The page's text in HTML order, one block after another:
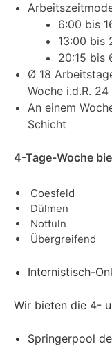
6:00 bis
13:00 bis
20:15 bis
Ø 18
Woche i.d.R.
An einem
Schicht
4-Tage-Woche
Coesfeld
Dülmen
Nottuln
Übergreifend
Internistisch-
Wir bieten die 4-
Springerpool